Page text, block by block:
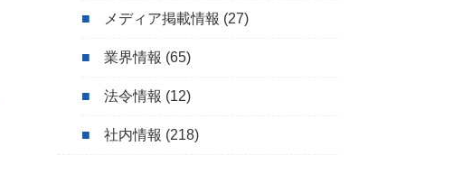
メディア掲載情報 (27)
業界情報 (65)
法令情報 (12)
社内情報 (218)